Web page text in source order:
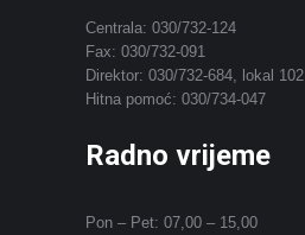
Centrala: 030/732-124
Fax: 030/732-091
Direktor: 030/732-684, lokal 102
Hitna pomoć: 030/734-047
Radno vrijeme
Pon – Pet: 07,00 – 15,00